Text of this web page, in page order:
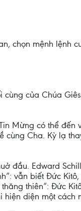
chọn mệnh lệnh
của Chúa
Mừng có thể
Cha. Kỳ lạ
đầu. Edward
vẫn biết Đức
thiên”: Đức
diện một cách